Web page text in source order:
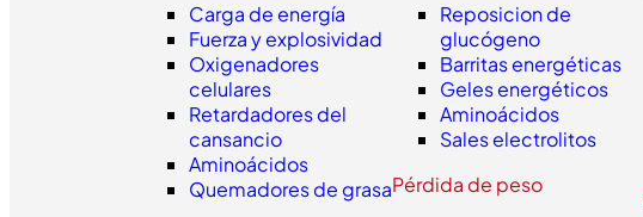
Carga de energía
Fuerza y explosividad
Oxigenadores
celulares
Retardadores del
cansancio
Aminoácidos
Quemadores de grasa
Reposicion de
glucógeno
Barritas energéticas
Geles energéticos
Aminoácidos
Sales electrolitos
Pérdida de peso